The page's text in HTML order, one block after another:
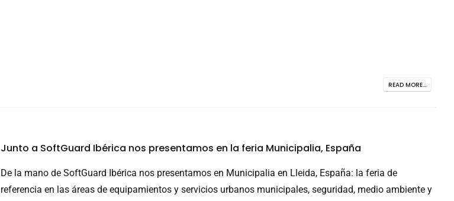
READ MORE...
Junto a SoftGuard Ibérica nos presentamos en la feria Municipalia, España
De la mano de SoftGuard Ibérica nos presentamos en Municipalia en Lleida, España: la feria de
referencia en las áreas de equipamientos y servicios urbanos municipales, seguridad, medio ambiente y